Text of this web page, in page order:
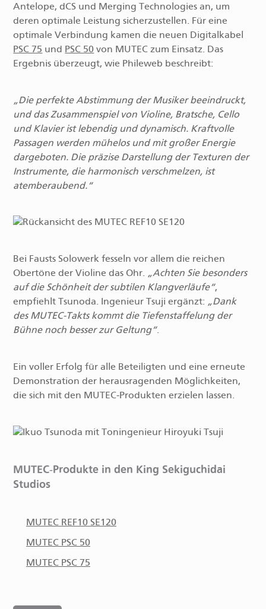
Antelope, dCS und Merging Technologies an, um
deren optimale Leistung sicherzustellen. Für eine
optimale Verbindung kamen die neuen Digitalkabel
PSC 75 und PSC 50 von MUTEC zum Einsatz. Das
Ergebnis überzeugt, wie Phileweb beschreibt:
Die perfekte Abstimmung der Musiker beeindruckt,
und das Zusammenspiel von Violine, Bratsche, Cello
und Klavier ist lebendig und dynamisch. Kraftvolle
Passagen werden mühelos und mit großer Energie
dargeboten. Die präzise Darstellung der Texturen der
Instrumente, die harmonisch verschmelzen, ist
atemberaubend.
Bei Fausts Solowerk fesseln vor allem die reichen
Obertöne der Violine das Ohr.
Achten Sie besonders
auf die Schönheit der subtilen Klangverläufe ,
empfiehlt Tsunoda. Ingenieur Tsuji ergänzt:
Dank
des MUTEC‑Takts kommt die Tiefenstaffelung der
Bühne noch besser zur Geltung .
Ein voller Erfolg für alle Beteiligten und eine erneute
Demonstration der herausragenden Möglichkeiten,
die sich mit den MUTEC‑Produkten erzielen lassen.
MUTEC‑Produkte in den King Sekiguchidai
Studios
MUTEC REF10 SE120
MUTEC PSC 50
MUTEC PSC 75